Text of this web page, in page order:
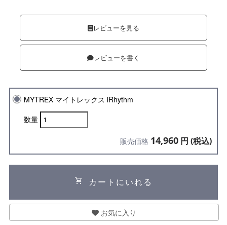
レビューを見る
レビューを書く
MYTREX マイトレックス iRhythm
数量
販売価格 14,960 円 (税込)
shopping_cart カートにいれる
お気に入り